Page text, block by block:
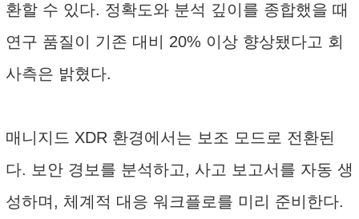
환할 수 있다. 정확도와 분석 깊이를 종합했을 때
연구 품질이 기존 대비 20% 이상 향상됐다고 회
사측은 밝혔다.
매니지드 XDR 환경에서는 보조 모드로 전환된
다. 보안 경보를 분석하고, 사고 보고서를 자동 생
성하며, 체계적 대응 워크플로를 미리 준비한다.